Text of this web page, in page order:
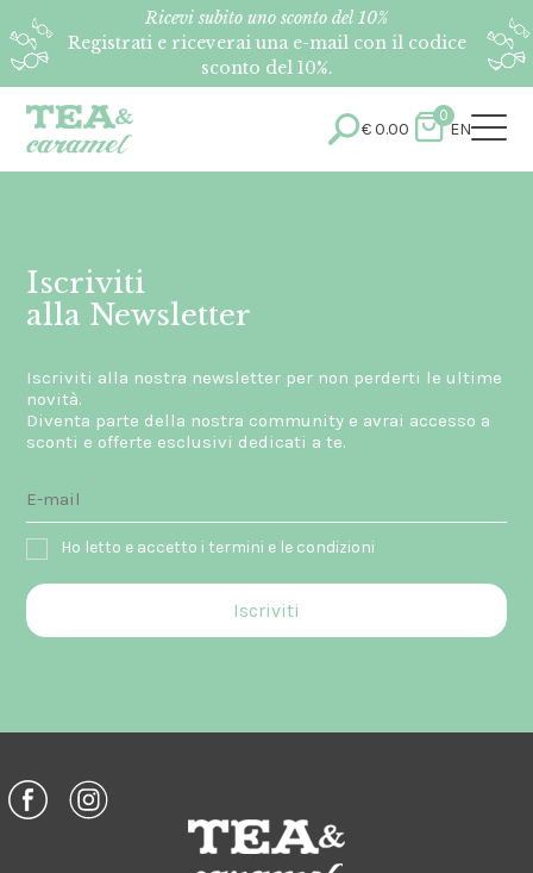
Ricevi subito uno sconto del 10%
Registrati e riceverai una e-mail con il codice
sconto del 10%.
€0.00
0
EN
Iscriviti
alla Newsletter
Iscriviti alla nostra newsletter per non perderti le ultime
novità.
Diventa parte della nostra community e avrai accesso a
sconti e offerte esclusivi dedicati a te.
Ho letto e accetto i termini e le condizioni